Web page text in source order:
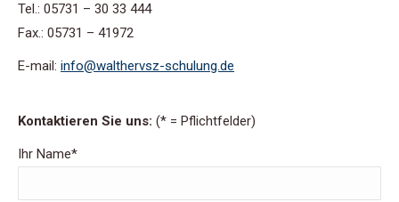
Tel.: 05731 – 30 33 444
Fax.: 05731 – 41972
E-mail: info@walthervsz-schulung.de
Kontaktieren Sie uns: (* = Pflichtfelder)
Ihr Name*